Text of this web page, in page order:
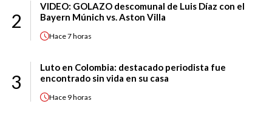
2
VIDEO: GOLAZO descomunal de Luis Díaz con el
Bayern Múnich vs. Aston Villa
Hace7 horas
3
Luto en Colombia: destacado periodista fue
encontrado sin vida en su casa
Hace 9 horas